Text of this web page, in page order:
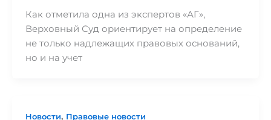
Как отметила одна из экспертов «АГ»,
Верховный Суд ориентирует на определение
не только надлежащих правовых оснований,
но и на учет
Новости, Правовые новости